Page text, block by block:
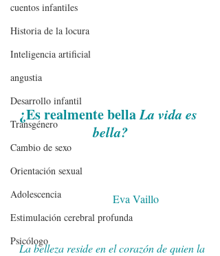
cuentos infantiles
Historia de la locura
Inteligencia artificial
angustia
Desarrollo infantil
Transgénero
Cambio de sexo
Orientación sexual
Adolescencia
Estimulación cerebral profunda
Psicólogo
¿Es realmente bella La vida es
bella?
                                  Eva Vaillo
La belleza reside en el corazón de quien la